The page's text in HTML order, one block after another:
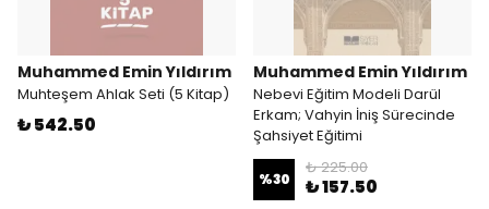
Muhammed Emin Yıldırım
Muhteşem Ahlak Seti (5 Kitap)
₺ 542.50
Muhammed Emin Yıldırım
Nebevi Eğitim Modeli Darül
Erkam; Vahyin İniş Sürecinde
Şahsiyet Eğitimi
%30
₺ 225.00
₺ 157.50